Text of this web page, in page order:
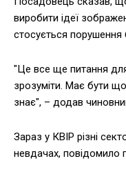
виробити ідеї
стосується порушення
"Це все ще питання
зрозуміти. Має бути
знає", – додав
Зараз у КВІР різні
невдачах, повідомило